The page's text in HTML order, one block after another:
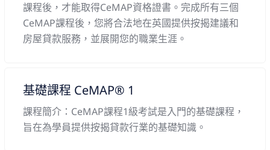
課程後，才能取得CeMAP資格證書。完成所有三個
CeMAP課程後，您將合法地在英國提供按揭建議和
房屋貸款服務，並展開您的職業生涯。
基礎課程 CeMAP® 1
課程簡介：CeMAP課程1級考試是入門的基礎課程，
旨在為學員提供按揭貸款行業的基礎知識。